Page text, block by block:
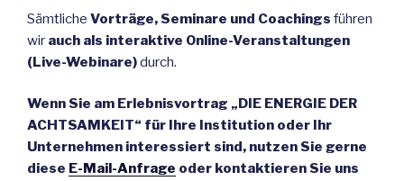
Sämtliche Vorträge, Seminare und Coachings führen
wir auch als interaktive Online-Veranstaltungen
(Live-Webinare)durch.
Wenn Sie am Erlebnisvortrag „DIE ENERGIE DER
ACHTSAMKEIT“ für Ihre Institution oder Ihr
Unternehmen interessiert sind, nutzen Sie gerne
diese E-Mail-Anfrage oder kontaktieren Sie uns